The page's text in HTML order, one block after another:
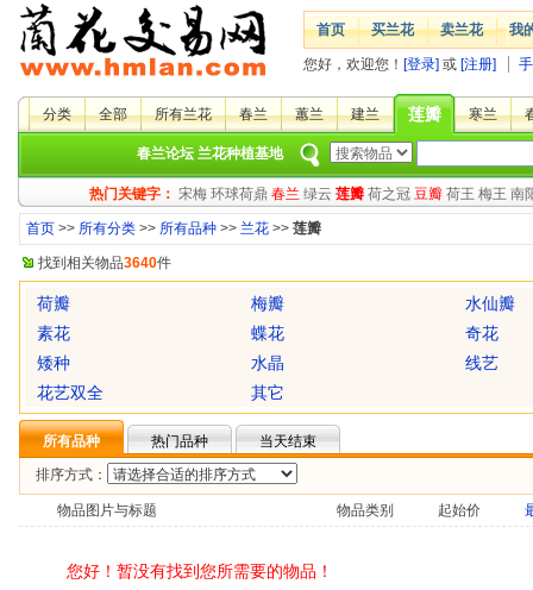
首页 买兰花 卖兰花 我
您好，欢迎您！ [登录] 或 [注册]
分类 全部 所有兰花 春兰 蕙兰 建兰 莲瓣 寒兰
春兰论坛 兰花种植基地
热门关键字： 宋梅 环球荷鼎 春兰 绿云 莲瓣 荷之冠 豆瓣 荷王 梅王 南
首页 >> 所有分类 >> 所有品种 >> 兰花 >> 莲瓣
找到相关物品3640件
荷瓣 梅瓣
水仙瓣
素花
蝶花
奇花
矮种
水晶
线艺
花艺双全
其它
所有品种 热门品种
当天结束
排序方式：
物品图片与标题 物品类别 起始价
您好！暂没有找到您所需要的物品！